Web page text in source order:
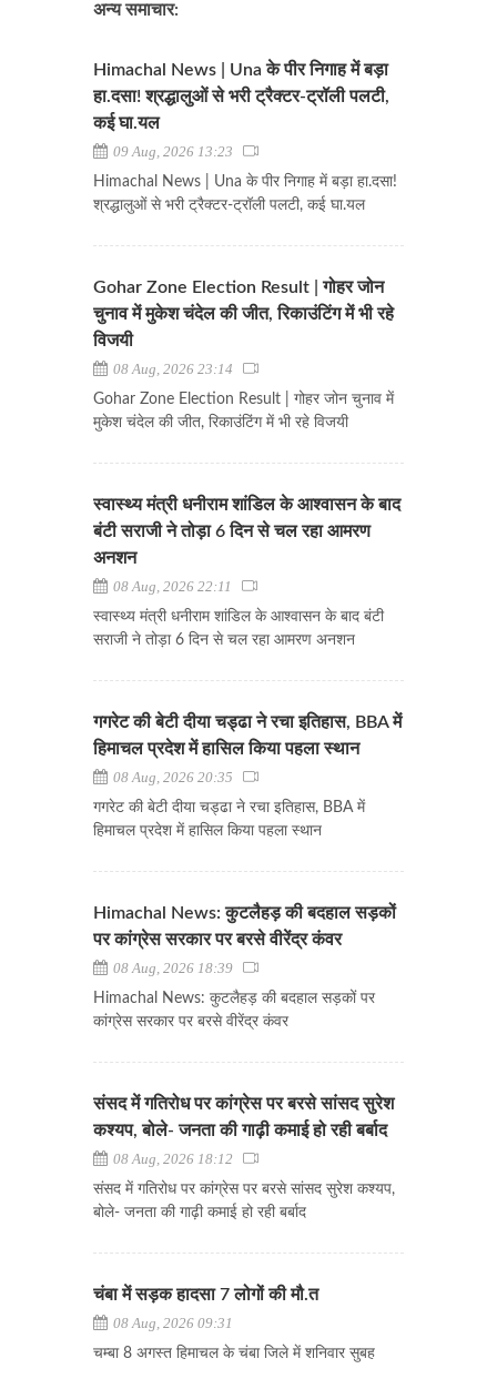
अन्य समाचार:
Himachal News | Una के पीर निगाह में बड़ा
हा.दसा! श्रद्धालुओं से भरी ट्रैक्टर-ट्रॉली पलटी,
कई घा.यल
09 Aug, 2026 13:23
Himachal News | Una के पीर निगाह में बड़ा हा.दसा!
श्रद्धालुओं से भरी ट्रैक्टर-ट्रॉली पलटी, कई घा.यल
Gohar Zone Election Result | गोहर जोन
चुनाव में मुकेश चंदेल की जीत, रिकाउंटिंग में भी रहे
विजयी
08 Aug, 2026 23:14
Gohar Zone Election Result | गोहर जोन चुनाव में
मुकेश चंदेल की जीत, रिकाउंटिंग में भी रहे विजयी
स्वास्थ्य मंत्री धनीराम शांडिल के आश्वासन के बाद
बंटी सराजी ने तोड़ा 6 दिन से चल रहा आमरण
अनशन
08 Aug, 2026 22:11
स्वास्थ्य मंत्री धनीराम शांडिल के आश्वासन के बाद बंटी
सराजी ने तोड़ा 6 दिन से चल रहा आमरण अनशन
गगरेट की बेटी दीया चड्ढा ने रचा इतिहास, BBA में
हिमाचल प्रदेश में हासिल किया पहला स्थान
08 Aug, 2026 20:35
गगरेट की बेटी दीया चड्ढा ने रचा इतिहास, BBA में
हिमाचल प्रदेश में हासिल किया पहला स्थान
Himachal News: कुटलैहड़ की बदहाल सड़कों
पर कांग्रेस सरकार पर बरसे वीरेंद्र कंवर
08 Aug, 2026 18:39
Himachal News: कुटलैहड़ की बदहाल सड़कों पर
कांग्रेस सरकार पर बरसे वीरेंद्र कंवर
संसद में गतिरोध पर कांग्रेस पर बरसे सांसद सुरेश
कश्यप, बोले- जनता की गाढ़ी कमाई हो रही बर्बाद
08 Aug, 2026 18:12
संसद में गतिरोध पर कांग्रेस पर बरसे सांसद सुरेश कश्यप,
बोले- जनता की गाढ़ी कमाई हो रही बर्बाद
चंबा में सड़क हादसा 7 लोगों की मौ.त
08 Aug, 2026 09:31
चम्बा 8 अगस्त हिमाचल के चंबा जिले में शनिवार सुबह